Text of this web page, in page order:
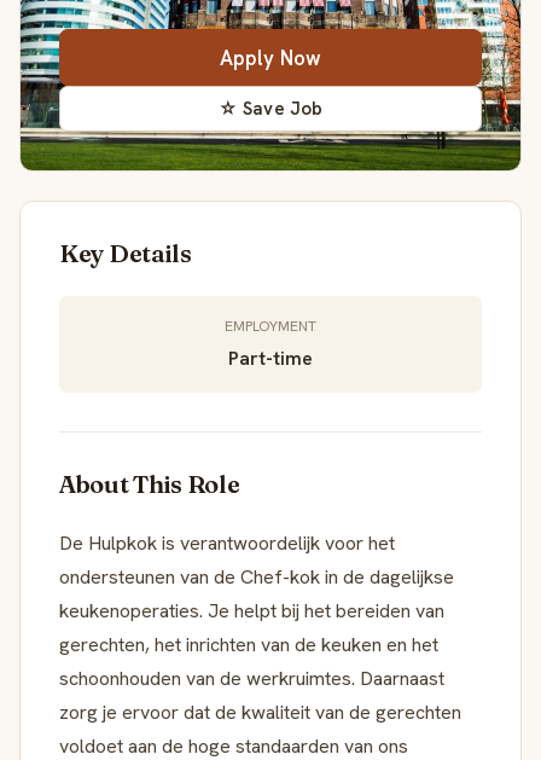
Apply Now
☆ Save Job
Key Details
EMPLOYMENT
Part-time
About This Role
De Hulpkok is verantwoordelijk voor het
ondersteunen van de Chef-kok in de dagelijkse
keukenoperaties. Je helpt bij het bereiden van
gerechten, het inrichten van de keuken en het
schoonhouden van de werkruimtes. Daarnaast
zorg je ervoor dat de kwaliteit van de gerechten
voldoet aan de hoge standaarden van ons